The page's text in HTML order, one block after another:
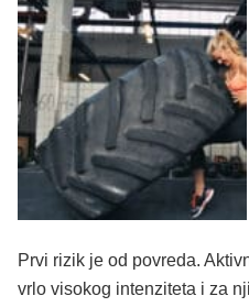
Prvi rizik je od povreda.
vrlo visokog intenziteta i za